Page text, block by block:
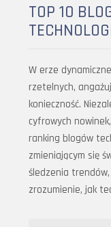
TOP 10
W erze
rzetelnych,
konieczność.
cyfrowych
ranking blogów
zmieniającym się
śledzenia
zrozumienie, jak